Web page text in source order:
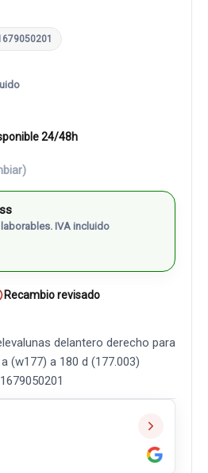
24/48h
laborables. IVA incluido
Recambio revisado
delantero derecho para
(w177) a 180 d (177.003)